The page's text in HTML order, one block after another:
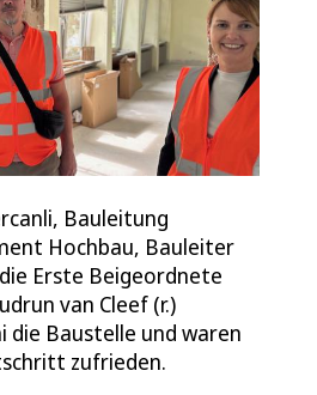
Bauleitung
Hochbau, Bauleiter
Erste Beigeordnete
van Cleef (r.)
die Baustelle und waren
zufrieden.